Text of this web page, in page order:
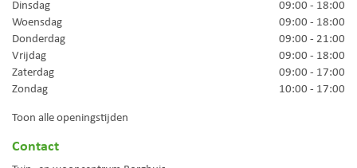
Dinsdag
09:00 - 18:00
Woensdag
09:00 - 18:00
Donderdag
09:00 - 21:00
Vrijdag
09:00 - 18:00
Zaterdag
09:00 - 17:00
Zondag
10:00 - 17:00
Toon alle openingstijden
Contact